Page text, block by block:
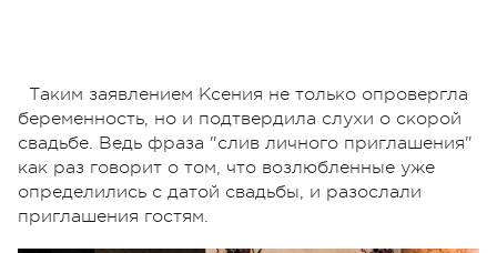
Таким заявлением Ксения не только опровергла
беременность, но и подтвердила слухи о скорой
свадьбе. Ведь фраза "слив личного приглашения"
как раз говорит о том, что возлюбленные уже
определились с датой свадьбы, и разослали
приглашения гостям.